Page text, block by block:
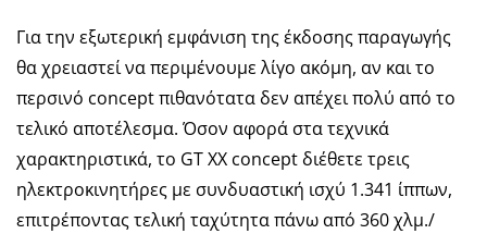
Για την εξωτερική εμφάνιση της έκδοσης παραγωγής
θα χρειαστεί να περιμένουμε λίγο ακόμη, αν και το
περσινό concept πιθανότατα δεν απέχει πολύ από το
τελικό αποτέλεσμα. Όσον αφορά στα τεχνικά
χαρακτηριστικά, το GT XX concept διέθετε τρεις
ηλεκτροκινητήρες με συνδυαστική ισχύ 1.341 ίππων,
επιτρέποντας τελική ταχύτητα πάνω από 360 χλμ./